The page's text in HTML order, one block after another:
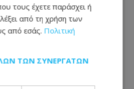
τους έχετε παράσχει ή
από τη χρήση των
από εσάς. Πολιτική
ΤΩΝ ΣΥΝΕΡΓΑΤΏΝ